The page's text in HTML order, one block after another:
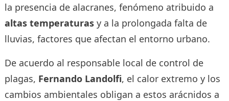
la presencia de alacranes, fenómeno atribuido a
altas temperaturasy a la prolongada falta de
lluvias, factores que afectan el entorno urbano.
De acuerdo al responsable local de control de
plagas, Fernando Landolfi, el calor extremo y los
cambios ambientales obligan a estos arácnidos a